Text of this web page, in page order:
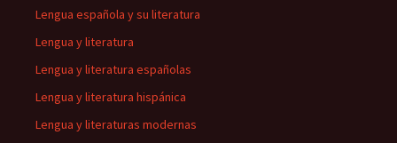
Lengua española y su literatura
Lengua y literatura
Lengua y literatura españolas
Lengua y literatura hispánica
Lengua y literaturas modernas